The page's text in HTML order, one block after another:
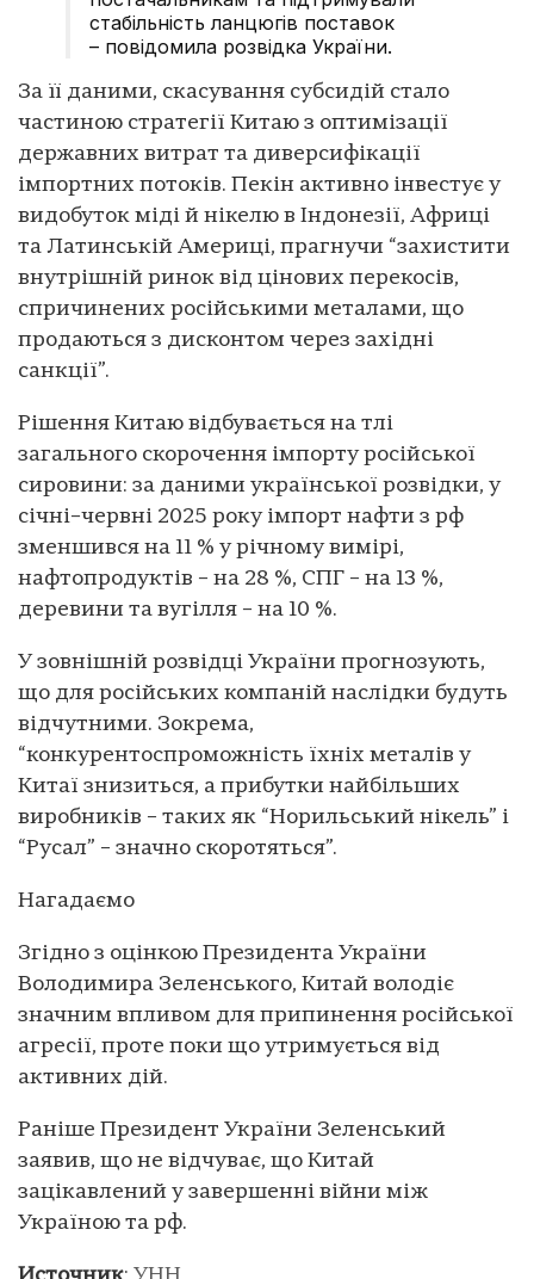
стабільність ланцюгів поставок
– повідомила розвідка України.
За її даними, скасування субсидій стало
частиною стратегії Китаю з оптимізації
державних витрат та диверсифікації
імпортних потоків. Пекін активно інвестує у
видобуток міді й нікелю в Індонезії, Африці
та Латинській Америці, прагнучи “захистити
внутрішній ринок від цінових перекосів,
спричинених російськими металами, що
продаються з дисконтом через західні
санкції”.
Рішення Китаю відбувається на тлі
загального скорочення імпорту російської
сировини: за даними української розвідки, у
січні–червні 2025 року імпорт нафти з рф
зменшився на 11 % у річному вимірі,
нафтопродуктів – на 28 %, СПГ – на 13 %,
деревини та вугілля – на 10 %.
У зовнішній розвідці України прогнозують,
що для російських компаній наслідки будуть
відчутними. Зокрема,
“конкурентоспроможність їхніх металів у
Китаї знизиться, а прибутки найбільших
виробників – таких як “Норильський нікель” і
“Русал” – значно скоротяться”.
Нагадаємо
Згідно з оцінкою Президента України
Володимира Зеленського, Китай володіє
значним впливом для припинення російської
агресії, проте поки що утримується від
активних дій.
Раніше Президент України Зеленський
заявив, що не відчуває, що Китай
зацікавлений у завершенні війни між
Україною та рф.